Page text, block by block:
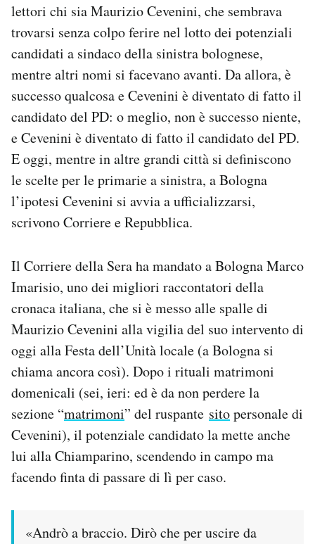
lettori chi sia Maurizio Cevenini, che sembrava
trovarsi senza colpo ferire nel lotto dei potenziali
candidati a sindaco della sinistra bolognese,
mentre altri nomi si facevano avanti. Da allora, è
successo qualcosa e Cevenini è diventato di fatto il
candidato del PD: o meglio, non è successo niente,
e Cevenini è diventato di fatto il candidato del PD.
E oggi, mentre in altre grandi città si definiscono
le scelte per le primarie a sinistra, a Bologna
l’ipotesi Cevenini si avvia a ufficializzarsi,
scrivono Corriere e Repubblica.
Il Corriere della Sera ha mandato a Bologna Marco
Imarisio, uno dei migliori raccontatori della
cronaca italiana, che si è messo alle spalle di
Maurizio Cevenini alla vigilia del suo intervento di
oggi alla Festa dell’Unità locale (a Bologna si
chiama ancora così). Dopo i rituali matrimoni
domenicali (sei, ieri: ed è da non perdere la
sezione “matrimoni” del ruspante sitopersonale di
Cevenini), il potenziale candidato la mette anche
lui alla Chiamparino, scendendo in campo ma
facendo finta di passare di lì per caso.
«Andrò a braccio. Dirò che per uscire da